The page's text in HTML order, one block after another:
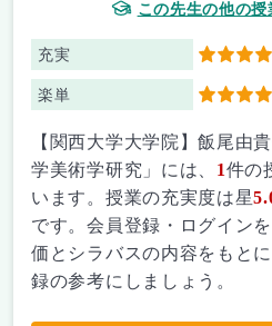
この先生の他の
充実 5
楽単 5
【関西大学大学院】飯尾由
学美術学研究」には、 1件の
います。授業の充実度は星
です。会員登録・ログイン
価とシラバスの内容をもと
録の参考にしましょう。